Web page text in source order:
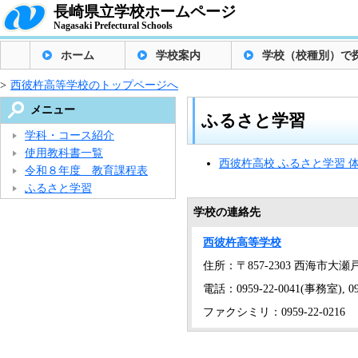
長崎県立学校ホームページ
Nagasaki Prefectural Schools
ホーム 学校案内 学校（校種別）で
> 西彼杵高等学校のトップページへ
ふるさと学習
西彼杵高校 ふるさと学習
学校の連絡先
西彼杵高等学校
住所：〒857-2303 西海市大瀬
電話：0959-22-0041(事務室),
ファクシミリ：0959-22-0216
メニュー
学科・コース紹介
使用教科書一覧
令和８年度 教育課程表
ふるさと学習